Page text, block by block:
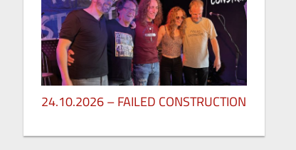
24.10.2026 – FAILED CONSTRUCTION